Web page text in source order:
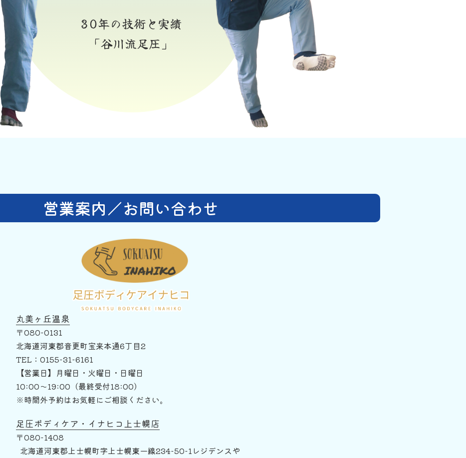
営業案内／お問い合わせ
丸美ヶ丘温泉
〒080-0131
北海道河東郡音更町宝来本通6丁目2
TEL：0155-31-6161
【営業日】月曜日・火曜日・日曜日
10:00～19:00（最終受付18:00）
※時間外予約はお気軽にご相談ください。
足圧ボディケア・イナヒコ上士幌店
〒080-1408
北海道河東郡上士幌町字上士幌東一線234-50-1レジデンスや